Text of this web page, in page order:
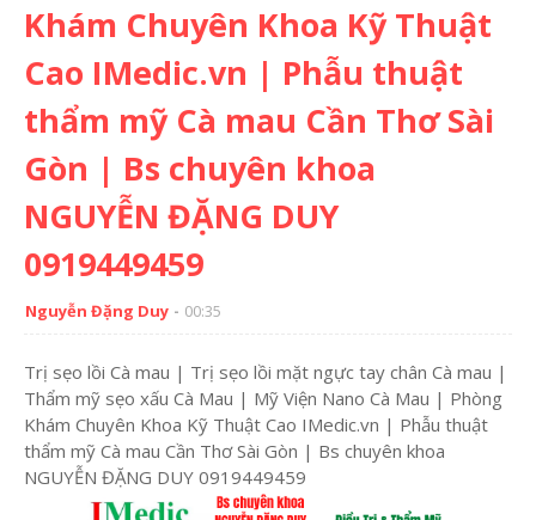
Khám Chuyên Khoa Kỹ Thuật
Cao IMedic.vn | Phẫu thuật
thẩm mỹ Cà mau Cần Thơ Sài
Gòn | Bs chuyên khoa
NGUYỄN ĐẶNG DUY
0919449459
Nguyễn Đặng Duy 00:35
Trị sẹo lồi Cà mau | Trị sẹo lồi mặt ngực tay chân Cà mau |
Thẩm mỹ sẹo xấu Cà Mau | Mỹ Viện Nano Cà Mau | Phòng
Khám Chuyên Khoa Kỹ Thuật Cao IMedic.vn | Phẫu thuật
thẩm mỹ Cà mau Cần Thơ Sài Gòn | Bs chuyên khoa
NGUYỄN ĐẶNG DUY 0919449459